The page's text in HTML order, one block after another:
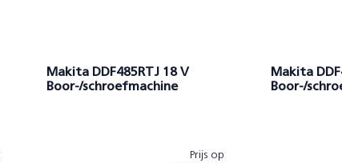
Makita DDF485RTJ 18 V
Boor-/schroefmachine
Prijs op
Makita
Boor-/